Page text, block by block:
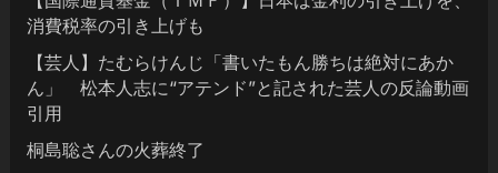
消費税率の引き上げも
【芸人】たむらけんじ「書いたもん勝ちは絶対にあか
ん」 松本人志に“アテンド”と記された芸人の反論動画
引用
桐島聡さんの火葬終了